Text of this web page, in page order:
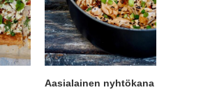
Aasialainen nyhtökana